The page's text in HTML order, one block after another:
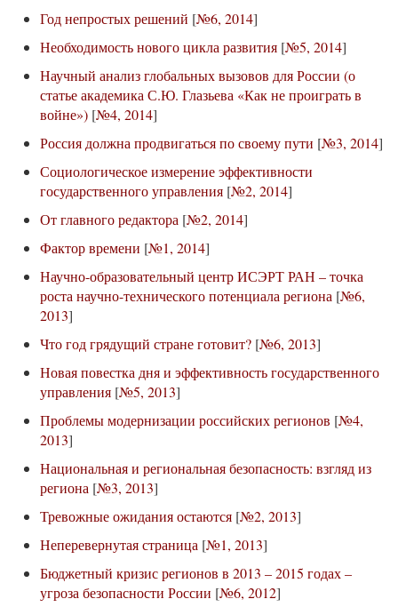
Год непростых решений [№6, 2014]
Необходимость нового цикла развития [№5, 2014]
Научный анализ глобальных вызовов для России (о
статье академика С.Ю. Глазьева «Как не проиграть в
войне») [№4, 2014]
Россия должна продвигаться по своему пути [№3, 2014]
Социологическое измерение эффективности
государственного управления [№2, 2014]
От главного редактора [№2, 2014]
Фактор времени [№1, 2014]
Научно-образовательный центр ИСЭРТ РАН – точка
роста научно-технического потенциала региона [№6,
2013]
Что год грядущий стране готовит? [№6, 2013]
Новая повестка дня и эффективность государственного
управления [№5, 2013]
Проблемы модернизации российских регионов [№4,
2013]
Национальная и региональная безопасность: взгляд из
региона [№3, 2013]
Тревожные ожидания остаются [№2, 2013]
Неперевернутая страница [№1, 2013]
Бюджетный кризис регионов в 2013 – 2015 годах –
угроза безопасности России [№6, 2012]